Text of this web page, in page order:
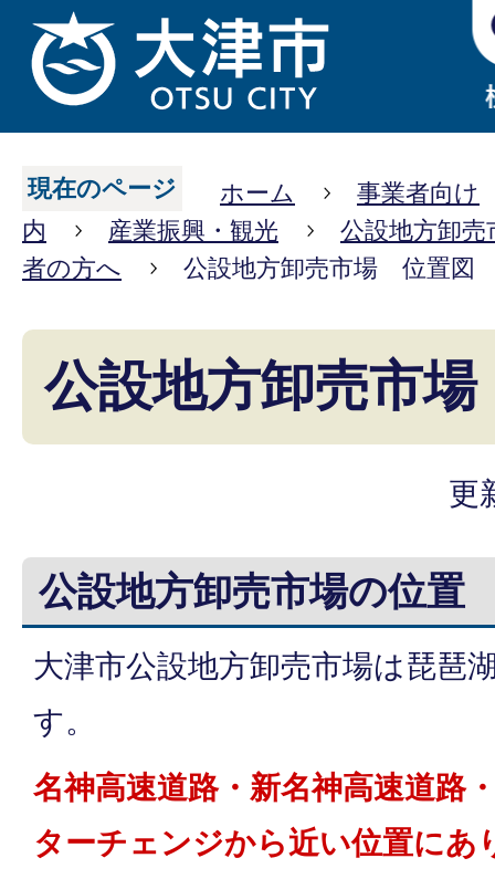
現在のページ ホーム
事業者向け
内
産業振興・観光
公設地方卸売
者の方へ
公設地方卸売市場 位置図
公設地方卸売市
更
公設地方卸売市場の位置
大津市公設地方卸売市場は琵琶
す。
名神高速道路・新名神高速道路
ターチェンジから近い位置にあ